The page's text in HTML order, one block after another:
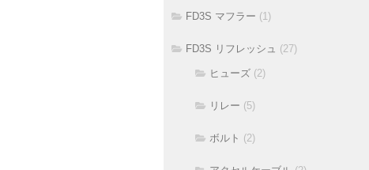
FD3S マフラー (1)
FD3S リフレッシュ (27)
ヒューズ (2)
リレー (5)
ボルト (2)